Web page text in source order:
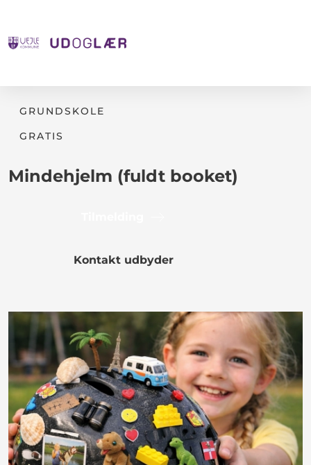
GRUNDSKOLE
GRATIS
Mindehjelm (fuldt booket)
Kontakt udbyder